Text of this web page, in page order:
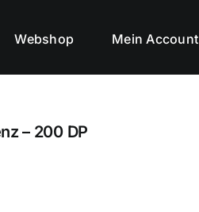
Webshop Mein Account
– 200 DP